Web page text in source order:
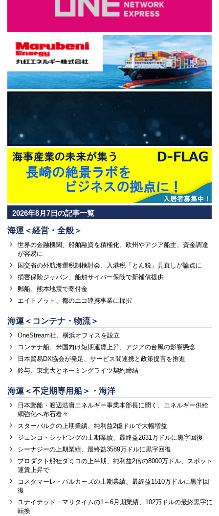
2026年8月7日の記事一覧
海運＜経営・全般＞
世界の金融機関、船舶融資を積極化、欧州やアジア船主、資金調達
が容易に
国交省の外航海運税制検討会、入港税「とん税」見直しが論点に
損害保険ジャパン、船舶サイバー保険で新補償提供
郵船、熊本地震で寄付金
エイトノット、都のエコ連携事業に採択
海運＜コンテナ・物流＞
OneStream社、横浜オフィスを設立
コンテナ船、米国向け短期運賃上昇、アジアの台風の影響懸念
日本貿易DX協会が発足、サービス間連携と政策提言を推進
鈴与、東北大とネーミングライツ契約締結
海運＜不定期専用船＞・海洋
日本郵船・渡辺浩庸エネルギー事業本部長に聞く、エネルギー供給
網強化へ布石着々
スターバルクの上期業績、純利益2億ドルで大幅増益
ジェンコ・シッピングの上期業績、最終益2631万ドルに黒字回復
シーナジーの上期業績、最終益3589万ドルに黒字回復
プロダクト船社ダミコの上半期、純利益2倍の8000万ドル、スポット
運賃上昇で
コスタマーレ・バルカーズの上期業績、最終益1510万ドルに黒字回
復
ユナイテッド・マリタイムの1～6月期業績、102万ドルの最終黒字に
転換